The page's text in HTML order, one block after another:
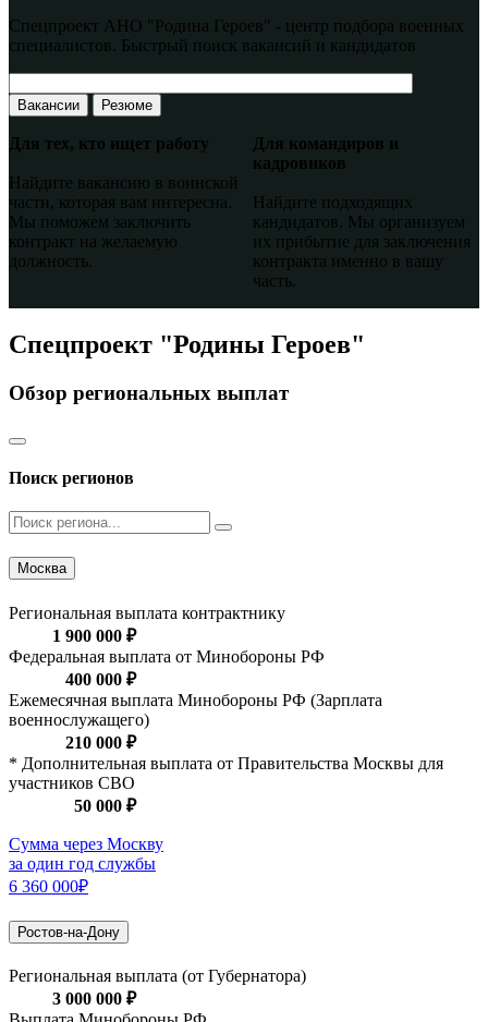
Спецпроект АНО "Родина Героев" - центр подбора военных
специалистов. Быстрый поиск вакансий и кандидатов
Вакансии Резюме
Для тех, кто ищет работу
Найдите вакансию в воинской
части, которая вам интересна.
Мы поможем заключить
контракт на желаемую
должность.
Для командиров и
кадровиков
Найдите подходящих
кандидатов. Мы организуем
их прибытие для заключения
контракта именно в вашу
часть.
Спецпроект "Родины Героев"
Обзор региональных выплат
Поиск регионов
Москва
Региональная выплата контрактнику
1 900 000 ₽
Федеральная выплата от Минобороны РФ
400 000 ₽
Ежемесячная выплата Минобороны РФ (Зарплата
военнослужащего)
210 000 ₽
* Дополнительная выплата от Правительства Москвы для
участников СВО
50 000 ₽
Сумма через Москву
за один год службы
6 360 000₽
Ростов-на-Дону
Региональная выплата (от Губернатора)
3 000 000 ₽